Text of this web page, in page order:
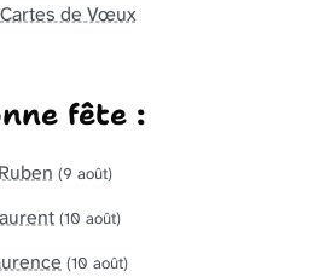
de Vœux
fête :
(9 août)
(10 août)
(10 août)